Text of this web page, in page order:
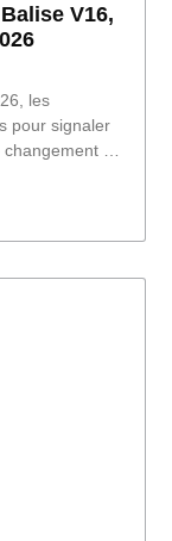
V16,
les
pour signaler
le
le seul